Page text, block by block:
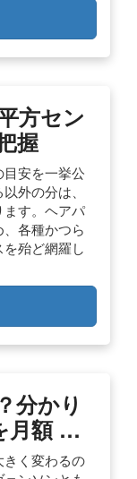
方セン
握
安を一挙公
外の分は、
す。ヘアパ
各種かつら
殆ど網羅し
分かり
月額 …
く変わるの